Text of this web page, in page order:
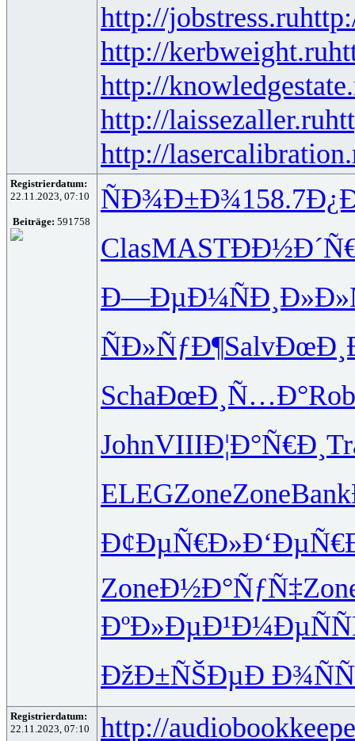
http://jobstress.ru
http://kerbweight.ru
http://
http://laissezaller.ru
http://
Registrierdatum:
22.11.2023, 07:10
Beiträge: 591758
ÑÐ¾Ð±Ð¾158.7
ClasMAST
Ð—ÐµÐ¼Ñ
ÑÐ»ÑƒÐ¶Salv
SchaÐœÐ¸Ñ…Ð°
JohnVIIIÐ¦Ð°Ñ€Ð¸
ELEGZoneZoneBank
Ð¢ÐµÑ€Ð»
ZoneÐ½Ð°ÑƒÑ‡
ÐºÐ»ÐµÐ¹Ð¼ÐµÑÑ
ÐžÐ±ÑŠÐµÐ Ð¾ÑÑ
Registrierdatum:
22.11.2023, 07:10
http://